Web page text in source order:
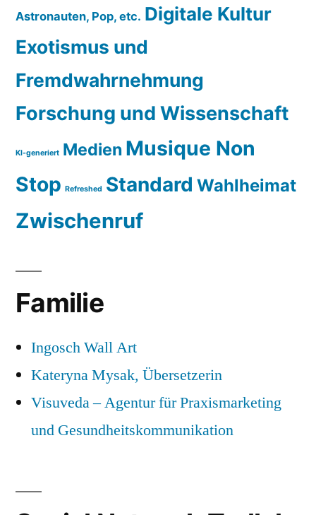
Astronauten, Pop, etc. Digitale Kultur
Exotismus und
Fremdwahrnehmung
Forschung und Wissenschaft
KI-generiert Medien Musique Non
Stop Refreshed Standard Wahlheimat
Zwischenruf
Familie
Ingosch Wall Art
Kateryna Mysak, Übersetzerin
Visuveda – Agentur für Praxismarketing
und Gesundheitskommunikation